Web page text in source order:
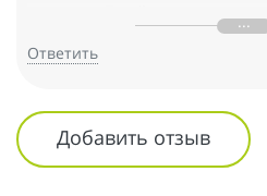
Не жалею потраченного времени
курсом и своим прогрессом
интересно. Включить информацию
самый первый блок уроков.
Ответить
Добавить отзыв